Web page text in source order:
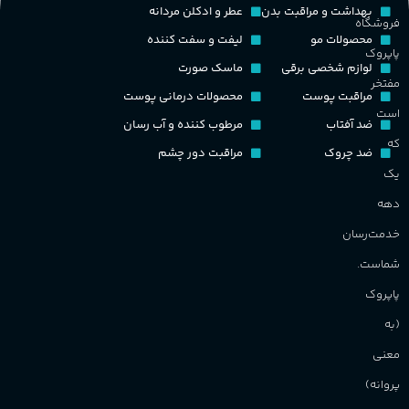
کشور مبدا برند
طبع
گروه بویایی
ماندگاری
آقایان
PA_بخش-بو
نت‌های چوبی
فروشگاه
پاپروک
مفتخر
است
که
یک
دهه
خدمت‌رسان
شماست.
پاپروک
(به
معنی
پروانه)
بهداشت و مراقبت بدن
محصولات مو
لوازم شخصی برقی
مراقبت پوست
ضد آفتاب
ضد چروک
عطر و ادکلن مردانه
لیفت و سفت کننده
ماسک صورت
محصولات درمانی پوست
مرطوب کننده و آب رسان
مراقبت دور چشم